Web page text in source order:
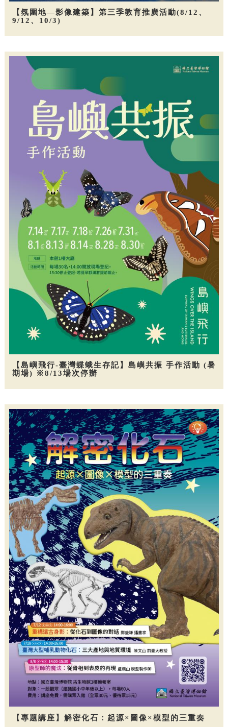
【氛圍地—影像建築】第三季教育推廣活動(8/12、
9/12、10/3)
【島嶼飛行-臺灣蝶蛾生存記】島嶼共振 手作活動 (暑
期場) ※8/13場次停辦
【專題講座】解密化石：起源×圖像×模型的三重奏